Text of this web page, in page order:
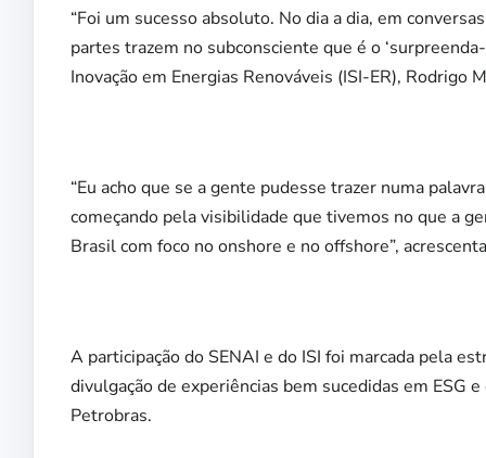
“Foi um sucesso absoluto. No dia a dia, em
partes trazem no subconsciente que é o
Inovação em Energias Renováveis (ISI-ER), Rodrigo
“Eu acho que se a gente pudesse trazer numa
começando pela visibilidade que tivemos no que a
Brasil com foco no onshore e no offshore”,
A participação do SENAI e do ISI foi marcada pela
divulgação de experiências bem sucedidas em ESG
Petrobras.